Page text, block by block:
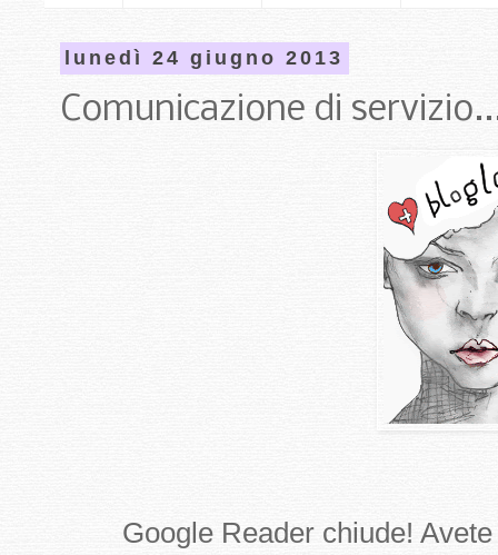
lunedì 24 giugno 2013
Comunicazione di
Google Reader chiude! Avete